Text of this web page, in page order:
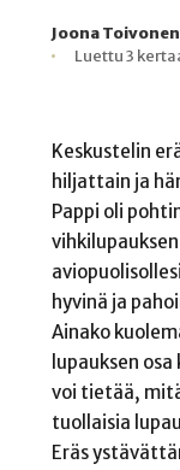
Kirjoittaja
Joona Toivonen
Julkaistu
Lukuaika
Lukukertoja
Luettu 3
Keskustelin
hiljattain ja
Pappi oli
hyvinä ja
Ainako
lupauksen
voi tietää,
tuollaisia
Eräs